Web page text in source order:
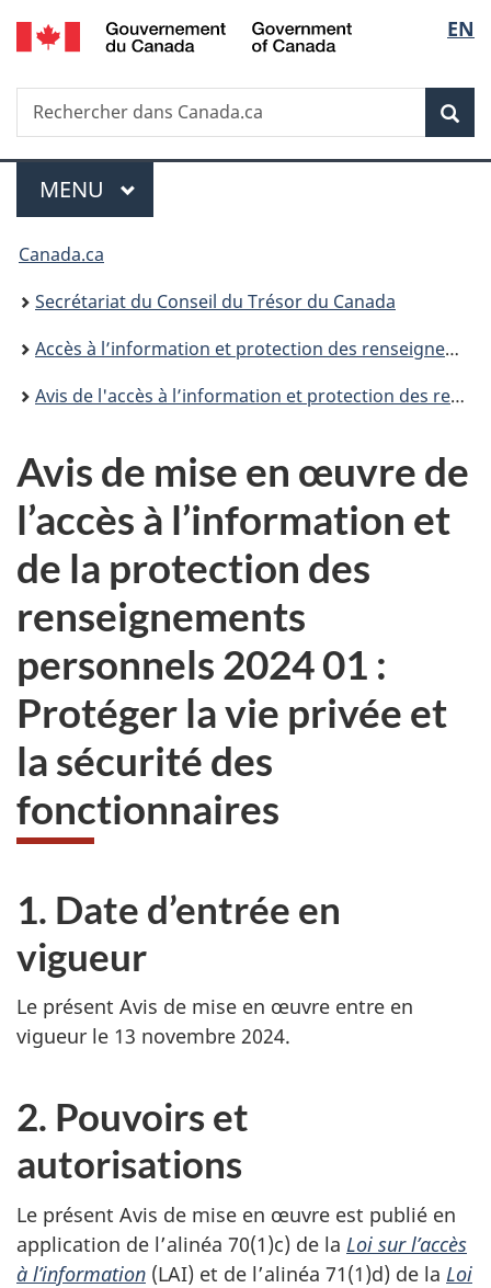
Passer
au
principal
Passer
à
Au
du
Passer
à
version
simplifiée
de
la
EN
Recherche
Rechercher
dans
Menu
MENU PRINCIPAL
Vous
êtes
ici :
Canada.ca
Secrétariat du Conseil du Trésor du Canada
Accès à l’information et protection des renseignements personnels
Avis de l'accès à l’information et protection des renseignements personnels
Avis de mise en œuvre de
l’accès à l’information et
de la protection des
renseignements
personnels 2024 01 :
Protéger la vie privée et
la sécurité des
fonctionnaires
1. Date d’entrée en
vigueur
Le présent Avis de mise en œuvre entre en
vigueur le 13 novembre 2024.
2. Pouvoirs et
autorisations
Le présent Avis de mise en œuvre est publié en
application de l’alinéa 70(1)c) de la Loi sur l’accès
à l’information (LAI) et de l’alinéa 71(1)d) de la Loi